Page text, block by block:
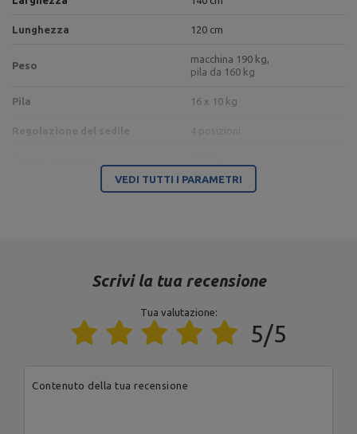
Lunghezza 120 cm
Peso
macchina 190 kg,
pila da 160 kg
Pila 16 x 10 kg
1,68 m
Colore della tappezzeria marrone
VEDI TUTTI I PARAMETRI
Scrivi la tua recensione
Tua valutazione:
5/5
Contenuto della tua recensione